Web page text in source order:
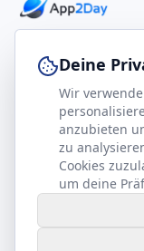
footer.company
Kontakt
Partner werden
Gesundheits-
Deine
Wir
anzubieten
zu
Cookies
um deine